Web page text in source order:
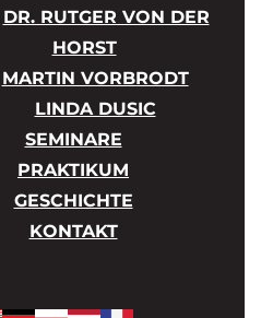
DR. RUTGER VON DER
HORST
MARTIN VORBRODT
LINDA DUSIC
SEMINARE
PRAKTIKUM
GESCHICHTE
KONTAKT